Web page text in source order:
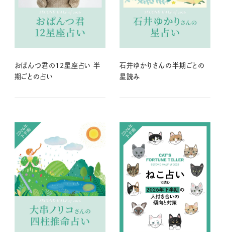
おぱんつ君の12星座占い 半
期ごとの占い
石井ゆかりさんの半期ごとの
星読み